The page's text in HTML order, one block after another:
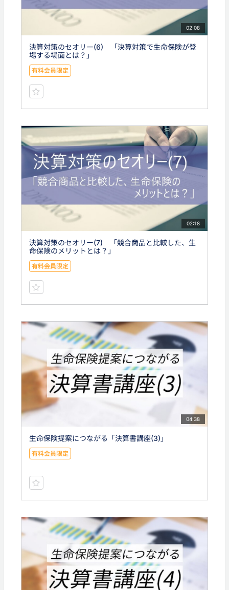
02:08
決算対策のセオリー(6) 「決算対策で生命保険が登
場する場面とは？」
有料会員限定
02:18
決算対策のセオリー(7) 「競合商品と比較した、生
命保険のメリットとは？」
有料会員限定
04:38
生命保険提案につながる「決算書講座(3)」
有料会員限定